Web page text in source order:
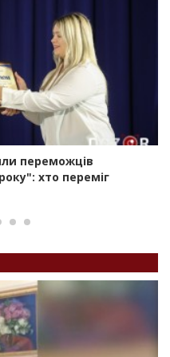
переможців
хто переміг